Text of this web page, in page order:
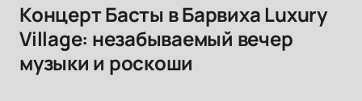
Концерт Басты в Барвиха Luxury
Village: незабываемый вечер
музыки и роскоши